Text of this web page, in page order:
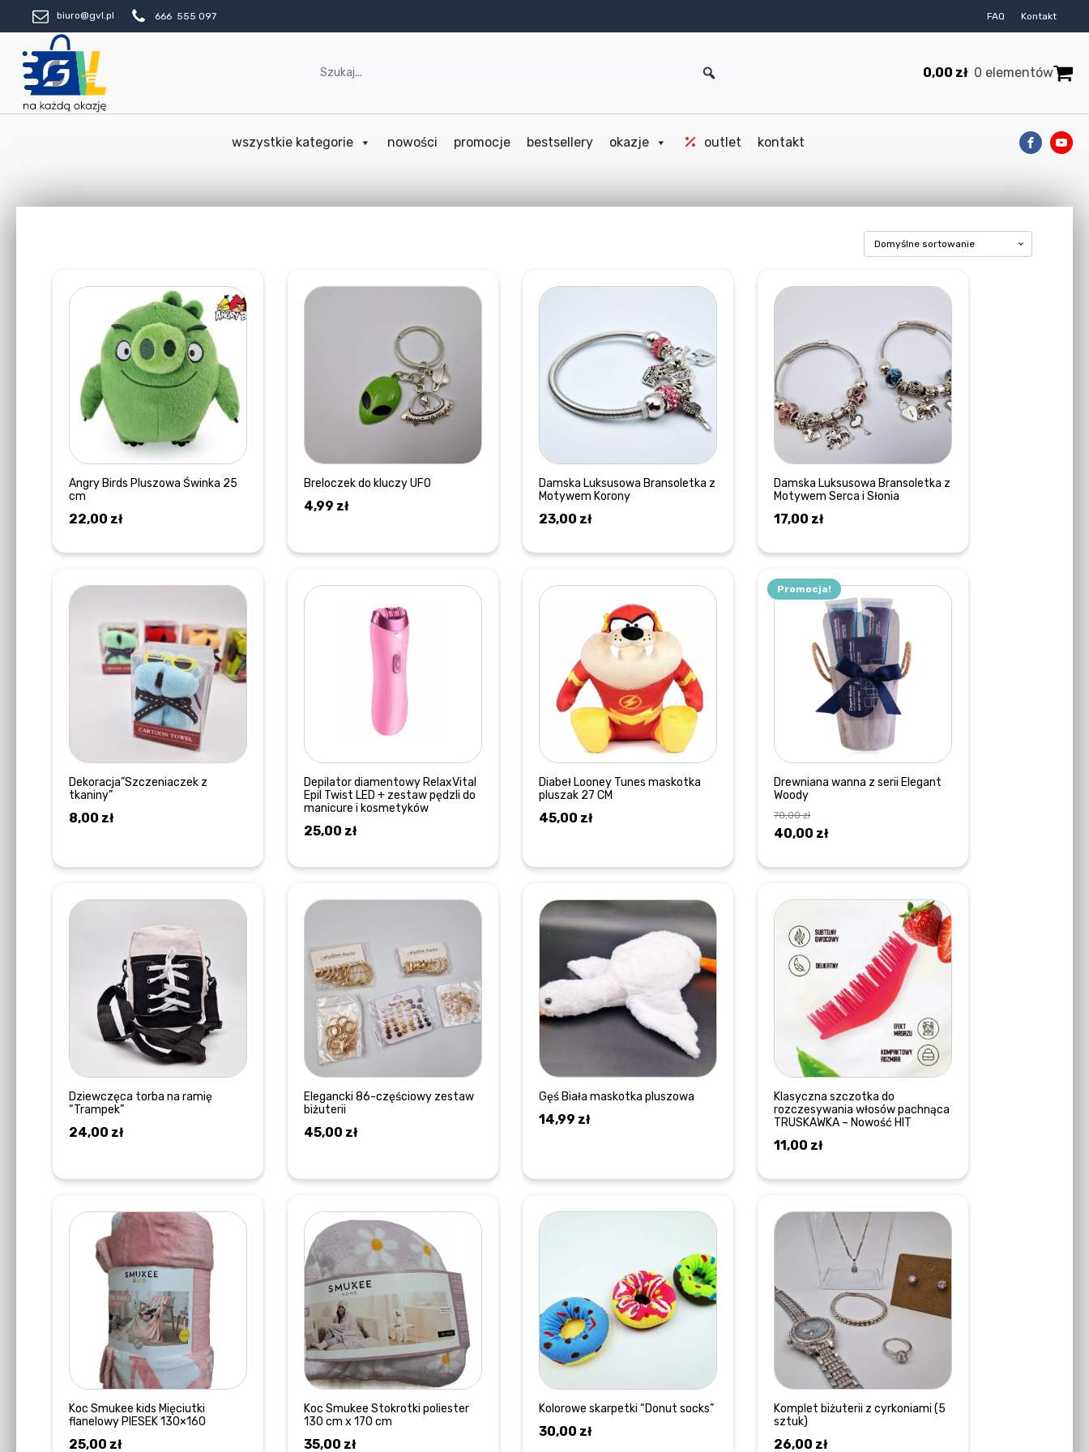
biuro@gvl.pl 666 555 097 FAQ Kontakt
0,00 zł 0 elementów
wszystkie kategorie nowości promocje bestsellery okazje outlet kontakt
Angry Birds Pluszowa Świnka 25
cm
22,00 zł
Breloczek do kluczy UFO
4,99 zł
Damska Luksusowa Bransoletka z
Motywem Korony
23,00 zł
Damska Luksusowa Bransoletka z
Motywem Serca i Słonia
17,00 zł
Ten
wiele
wariantów.
Opcje
można
wybrać
na
stronie
produktu
Dekoracja”Szczeniaczek z
tkaniny”
8,00 zł
Ten
wariantów.
na
stronie
produktu
Depilator diamentowy RelaxVital
Epil Twist LED + zestaw pędzli do
manicure i kosmetyków
25,00 zł
Diabeł Looney Tunes maskotka
pluszak 27 CM
45,00 zł
Promocja!
Drewniana wanna z serii Elegant
Woody
70,00zł
Pierwotna
wynosiła:
40,00 złAktualna
wynosi:
Dziewczęca torba na ramię
“Trampek”
24,00 zł
Elegancki 86-częściowy zestaw
biżuterii
45,00 zł
Gęś Biała maskotka pluszowa
14,99 zł
Klasyczna szczotka do
rozczesywania włosów pachnąca
TRUSKAWKA – Nowość HIT
11,00 zł
Koc Smukee kids Mięciutki
flanelowy PIESEK 130×160
25,00 zł
Koc Smukee Stokrotki poliester
130 cm x 170 cm
35,00 zł
Kolorowe skarpetki “Donut socks”
30,00 zł
Komplet biżuterii z cyrkoniami (5
sztuk)
26,00 zł